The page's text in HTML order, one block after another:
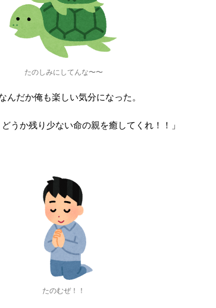
たのしみにしてんな〜〜
だか俺も楽しい気分になった。
うか残り少ない命の親を癒してくれ！！」
たのむぜ！！